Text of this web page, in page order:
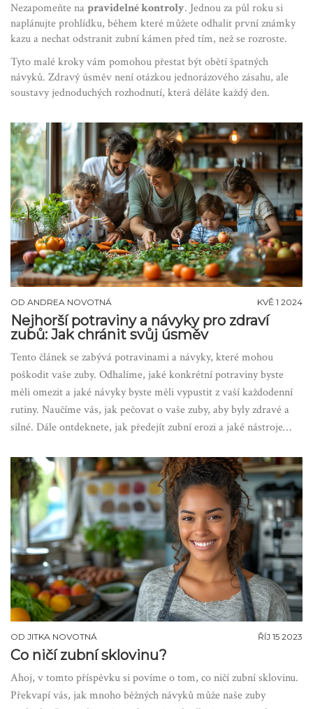
Nezapomeňte napravidelné kontroly. Jednou za půl roku si
naplánujte prohlídku, během které můžete odhalit první známky
kazu a nechat odstranit zubní kámen před tím, než se rozroste.
Tyto malé kroky vám pomohou přestat být obětí špatných
návyků. Zdravý úsměv není otázkou jednorázového zásahu, ale
soustavy jednoduchých rozhodnutí, která děláte každý den.
OD ANDREA NOVOTNÁ KVĚ 1 2024
Nejhorší potraviny a návyky pro zdraví
zubů: Jak chránit svůj úsměv
Tento článek se zabývá potravinami a návyky, které mohou
poškodit vaše zuby. Odhalíme, jaké konkrétní potraviny byste
měli omezit a jaké návyky byste měli vypustit z vaší každodenní
rutiny. Naučíme vás, jak pečovat o vaše zuby, aby byly zdravé a
silné. Dále ontdeknete, jak předejít zubní erozi a jaké nástroje
OD JITKA NOVOTNÁ ŘÍJ 15 2023
Co ničí zubní sklovinu?
Ahoj, v tomto příspěvku si povíme o tom, co ničí zubní sklovinu.
Překvapí vás, jak mnoho běžných návyků může naše zuby